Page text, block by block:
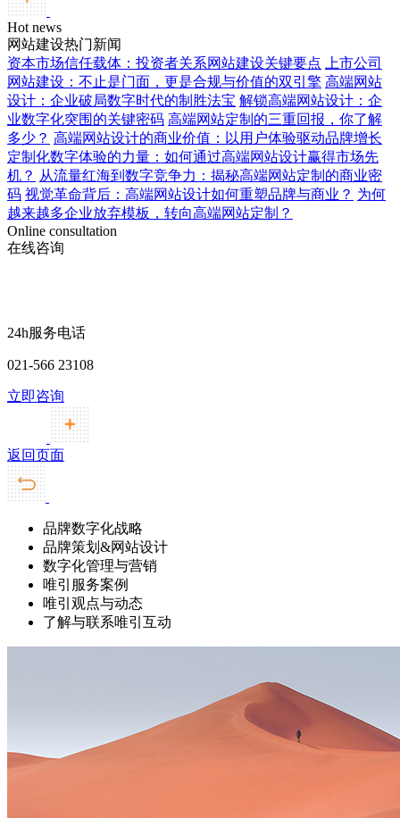
Hot news
网站建设热门新闻
资本市场信任载体：投资者关系网站建设关键要点
上市公司
网站建设：不止是门面，更是合规与价值的双引擎 高端网站
设计：企业破局数字时代的制胜法宝 解锁高端网站设计：企
业数字化突围的关键密码 高端网站定制的三重回报，你了解
多少？ 高端网站设计的商业价值：以用户体验驱动品牌增长
定制化数字体验的力量：如何通过高端网站设计赢得市场先
机？ 从流量红海到数字竞争力：揭秘高端网站定制的商业密
码 视觉革命背后：高端网站设计如何重塑品牌与商业？ 为何
越来越多企业放弃模板，转向高端网站定制？
Online consultation
在线咨询
24h服务电话
021-566 23108
立即咨询
返回页面
品牌数字化战略
品牌策划&网站设计
数字化管理与营销
唯引服务案例
唯引观点与动态
了解与联系唯引互动